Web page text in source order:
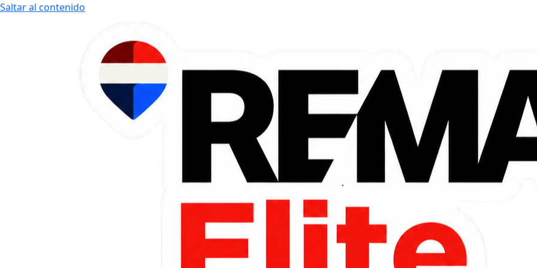
Saltar al contenido